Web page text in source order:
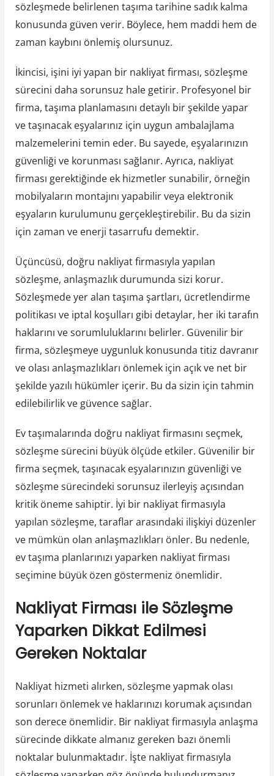
sözleşmede belirlenen taşıma tarihine sadık kalma
konusunda güven verir. Böylece, hem maddi hem de
zaman kaybını önlemiş olursunuz.
İkincisi, işini iyi yapan bir nakliyat firması, sözleşme
sürecini daha sorunsuz hale getirir. Profesyonel bir
firma, taşıma planlamasını detaylı bir şekilde yapar
ve taşınacak eşyalarınız için uygun ambalajlama
malzemelerini temin eder. Bu sayede, eşyalarınızın
güvenliği ve korunması sağlanır. Ayrıca, nakliyat
firması gerektiğinde ek hizmetler sunabilir, örneğin
mobilyaların montajını yapabilir veya elektronik
eşyaların kurulumunu gerçekleştirebilir. Bu da sizin
için zaman ve enerji tasarrufu demektir.
Üçüncüsü, doğru nakliyat firmasıyla yapılan
sözleşme, anlaşmazlık durumunda sizi korur.
Sözleşmede yer alan taşıma şartları, ücretlendirme
politikası ve iptal koşulları gibi detaylar, her iki tarafın
haklarını ve sorumluluklarını belirler. Güvenilir bir
firma, sözleşmeye uygunluk konusunda titiz davranır
ve olası anlaşmazlıkları önlemek için açık ve net bir
şekilde yazılı hükümler içerir. Bu da sizin için tahmin
edilebilirlik ve güvence sağlar.
Ev taşımalarında doğru nakliyat firmasını seçmek,
sözleşme sürecini büyük ölçüde etkiler. Güvenilir bir
firma seçmek, taşınacak eşyalarınızın güvenliği ve
sözleşme sürecindeki sorunsuz ilerleyiş açısından
kritik öneme sahiptir. İyi bir nakliyat firmasıyla
yapılan sözleşme, taraflar arasındaki ilişkiyi düzenler
ve mümkün olan anlaşmazlıkları önler. Bu nedenle,
ev taşıma planlarınızı yaparken nakliyat firması
seçimine büyük özen göstermeniz önemlidir.
Nakliyat Firması ile Sözleşme
Yaparken Dikkat Edilmesi
Gereken Noktalar
Nakliyat hizmeti alırken, sözleşme yapmak olası
sorunları önlemek ve haklarınızı korumak açısından
son derece önemlidir. Bir nakliyat firmasıyla anlaşma
sürecinde dikkate almanız gereken bazı önemli
noktalar bulunmaktadır. İşte nakliyat firmasıyla